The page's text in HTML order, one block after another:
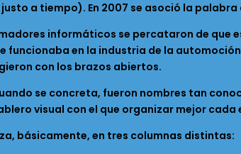
justo a tiempo). En 2007 se asoció la
informáticos se percataron de
funcionaba en la industria de la
con los brazos abiertos.
se concreta, fueron nombres tan
visual con el que organizar mejor
básicamente, en tres columnas distintas: